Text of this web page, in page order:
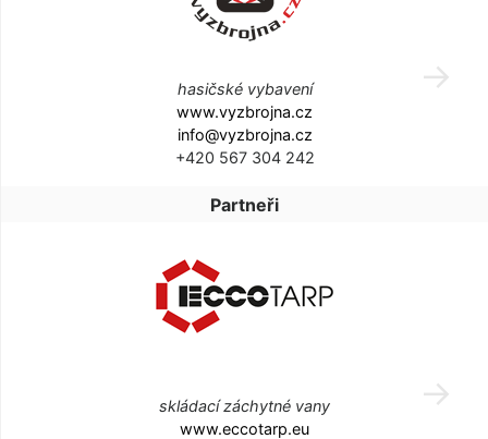
hasičské vybavení
www.vyzbrojna.cz
info@vyzbrojna.cz
+420 567 304 242
Partneři
skládací záchytné vany
www.eccotarp.eu